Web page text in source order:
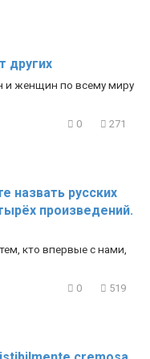
других
и женщин по всему миру
0 271
назвать русских
произведений.
кто впервые с нами,
0 519